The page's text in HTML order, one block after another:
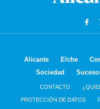
Alicante Elche
Sociedad
CONTACTO
PROTECCIÓN DE DATOS